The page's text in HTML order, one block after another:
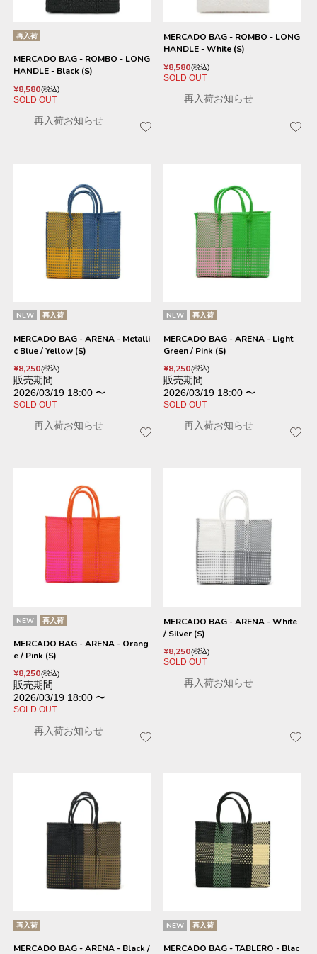
再入荷
MERCADO BAG - ROMBO - LONG
HANDLE - Black (S)
¥8,580 税込
SOLD OUT
再入荷お知らせ
MERCADO BAG - ROMBO - LONG
HANDLE - White (S)
¥8,580 税込
SOLD OUT
再入荷お知らせ
NEW 再入荷
MERCADO BAG - ARENA - Metalli
c Blue / Yellow (S)
¥8,250 税込
販売期間
2026/03/19 18:00 〜
SOLD OUT
再入荷お知らせ
NEW 再入荷
MERCADO BAG - ARENA - Light
Green / Pink (S)
¥8,250 税込
販売期間
2026/03/19 18:00 〜
SOLD OUT
再入荷お知らせ
NEW 再入荷
MERCADO BAG - ARENA - Orang
e / Pink (S)
¥8,250 税込
販売期間
2026/03/19 18:00 〜
SOLD OUT
再入荷お知らせ
MERCADO BAG - ARENA - White
/ Silver (S)
¥8,250 税込
SOLD OUT
再入荷お知らせ
再入荷
MERCADO BAG - ARENA - Black /
NEW 再入荷
MERCADO BAG - TABLERO - Blac